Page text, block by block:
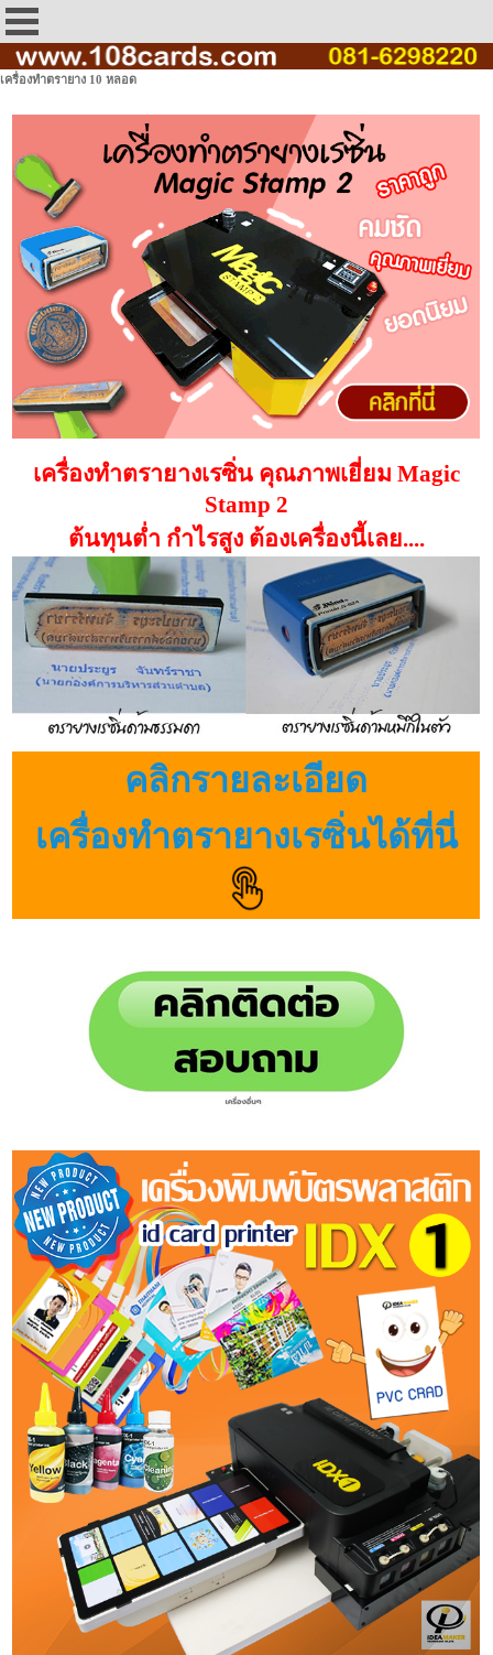
เครื่องทำตรายาง 10 หลอด
เครื่องทำตรายางเรซิ่น คุณภาพเยี่ยม Magic
Stamp 2
ต้นทุนต่ำ กำไรสูง ต้องเครื่องนี้เลย....
คลิกรายละเอียด
เครื่องทำตรายางเรซิ่นได้ที่นี่